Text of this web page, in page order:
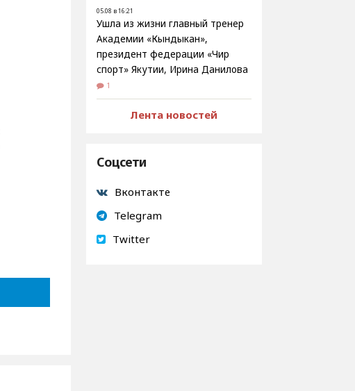
05.08 в 16:21
Ушла из жизни главный тренер
Академии «Кындыкан»,
президент федерации «Чир
спорт» Якутии, Ирина Данилова
1
Лента новостей
Соцсети
Вконтакте
Telegram
Twitter